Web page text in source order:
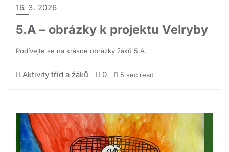
16. 3. 2026
5.A – obrázky k projektu Velryby
Podívejte se na krásné obrázky žáků 5.A.
Aktivity tříd a žáků 0 5 sec read